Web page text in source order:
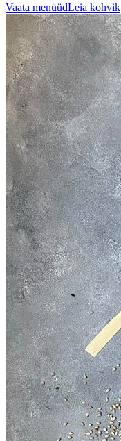
Vaata menüüdLeia kohvik